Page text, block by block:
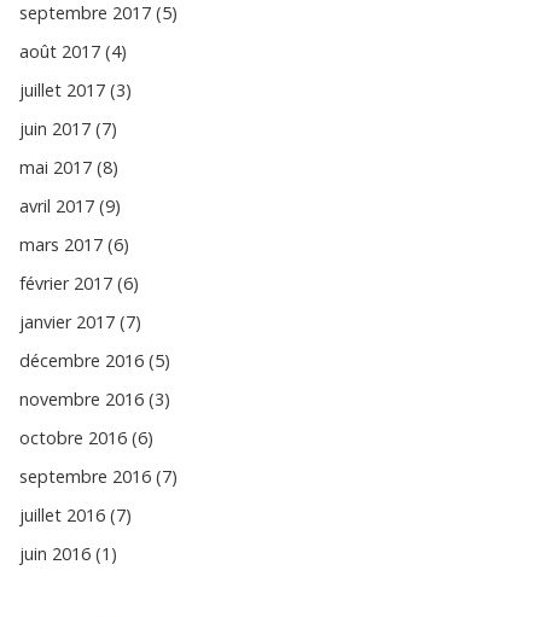
septembre 2017 (5)
août 2017 (4)
juillet 2017 (3)
juin 2017 (7)
mai 2017 (8)
avril 2017 (9)
mars 2017 (6)
février 2017 (6)
janvier 2017 (7)
décembre 2016 (5)
novembre 2016 (3)
octobre 2016 (6)
septembre 2016 (7)
juillet 2016 (7)
juin 2016 (1)